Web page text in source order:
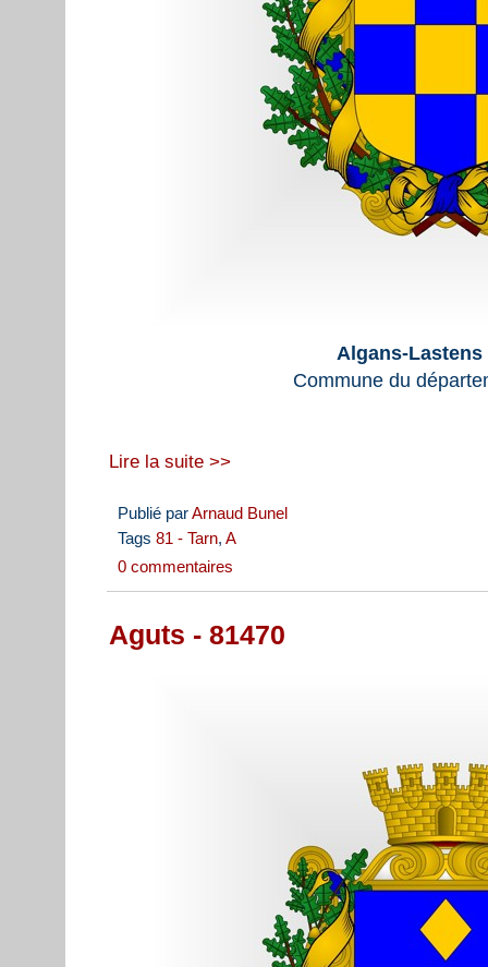
Algans-Lastens
Commune du
Lire la suite >>
Publié parArnaud Bunel
Tags 81 - Tarn, A
0 commentaires
Aguts - 81470